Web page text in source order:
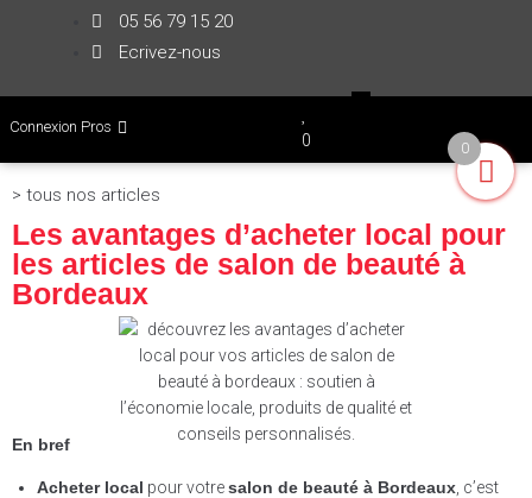
Connexion Pros
05 56 79 15 20
Ecrivez-nous
0
> tous nos articles
Les avantages d’acheter local pour
les articles de salon de beauté à
Bordeaux
En bref
Acheter local pour votresalon de beauté à Bordeaux , c’est
0